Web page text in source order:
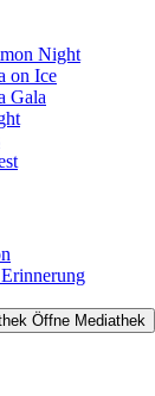
Night
on Ice
Gala
Öffne Mediathek